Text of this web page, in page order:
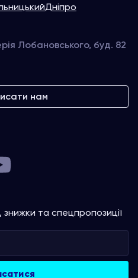
Дніпро
Лобановського, буд. 82
нам
знижки та спецпропозиції